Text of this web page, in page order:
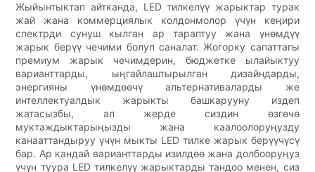
Жыйынтыктап айтканда, LED тилкелүү жарыктар турак
жай жана коммерциялык колдонмолор үчүн кеңири
спектрди сунуш кылган ар тараптуу жана үнөмдүү
жарык берүү чечими болуп саналат. Жогорку сапаттагы
премиум жарык чечимдерин, бюджетке ылайыктуу
варианттарды, ыңгайлаштырылган дизайндарды,
энергияны үнөмдөөчү альтернативаларды же
интеллектуалдык жарыкты башкарууну издеп
жатасызбы, ал жерде сиздин өзгөчө
муктаждыктарыңызды жана каалоолоруңузду
канааттандыруу үчүн мыкты LED тилке жарык берүүчүсү
бар. Ар кандай варианттарды изилдөө жана долбооруңуз
үчүн туура LED тилкелүү жарыктарды тандоо менен, сиз